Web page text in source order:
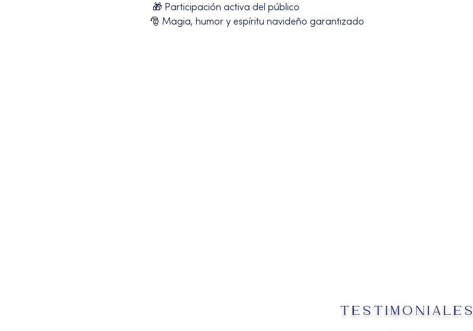
🎁 Participación activa del público
🎅 Magia, humor y espíritu navideño garantizado
TESTIMONIALES